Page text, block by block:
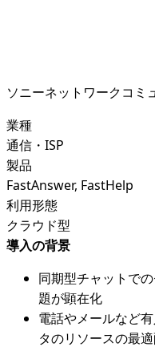
ソニーネットワークコミ
業種
通信・ISP
製品
FastAnswer, FastHelp
利用形態
クラウド型
導入の背景
同期型チャットで
題が顕在化
電話やメールなど
タのリソースの最